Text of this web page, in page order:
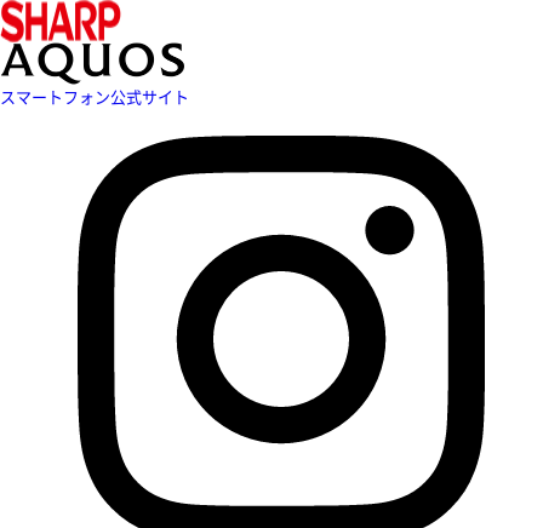
スマートフォン公式サイト